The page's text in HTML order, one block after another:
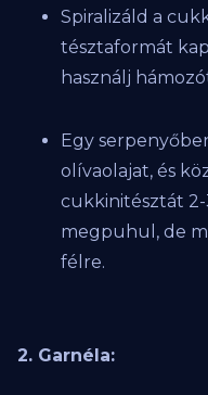
Spiralizáld a
tésztaformát
használj
Egy
olívaolajat, és
cukkinitésztát 2-
megpuhul, de
félre.
2. Garnéla: